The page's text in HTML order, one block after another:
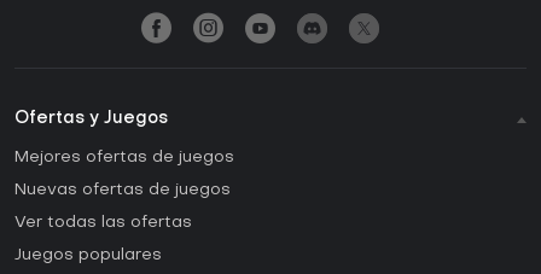
Ofertas y Juegos
Mejores ofertas de juegos
Nuevas ofertas de juegos
Ver todas las ofertas
Juegos populares